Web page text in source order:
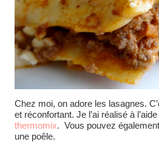
Chez moi, on adore les lasagnes.
et réconfortant. Je l’ai réalisé à
thermomix. Vous pouvez
une poêle.